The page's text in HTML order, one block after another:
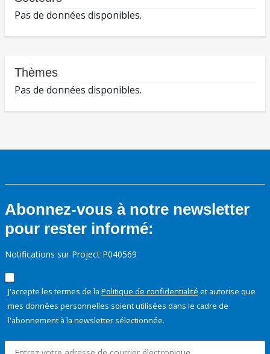
Pas de données disponibles.
Thèmes
Pas de données disponibles.
Abonnez-vous à notre newsletter
pour rester informé:
Notifications sur Project P040569
J'accepte les termes de la Politique de confidentialité et autorise que
mes données personnelles soient utilisées dans le cadre de
l'abonnement à la newsletter sélectionnée.